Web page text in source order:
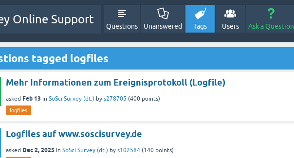
Online Support
Questions Unanswered Tags Users Ask a Question
tagged logfiles
Mehr Informationen zum Ereignisprotokoll (Logfile)
asked Feb 13 in SoSci Survey (dt.) by s278705 (400 points)
logfiles
Logfiles auf www.soscisurvey.de
asked Dec 2, 2025 in SoSci Survey (dt.) by s102584 (140 points)